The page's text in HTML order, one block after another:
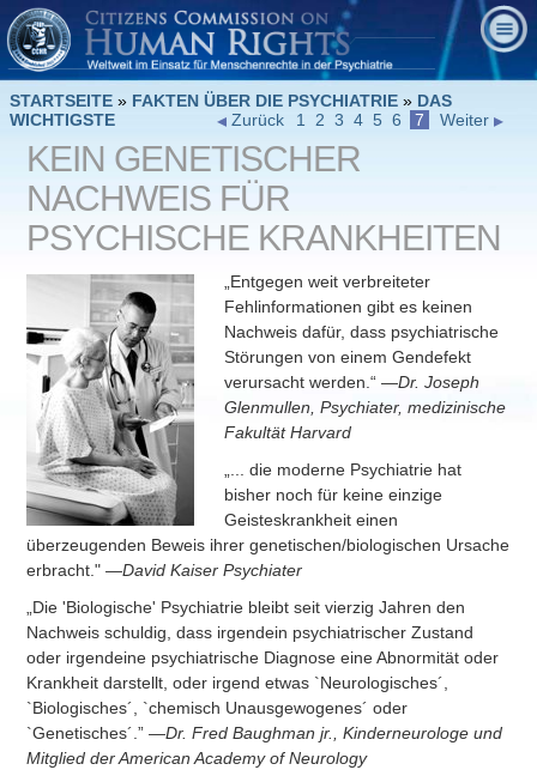
STARTSEITE » FAKTEN ÜBER DIE PSYCHIATRIE » DAS
WICHTIGSTE
Weiter
1 2 3 4 5 6 7
Zurück
KEIN GENETISCHER
NACHWEIS FÜR
PSYCHISCHE KRANKHEITEN
„Entgegen weit verbreiteter
Fehlinformationen gibt es keinen
Nachweis dafür, dass psychiatrische
Störungen von einem Gendefekt
verursacht werden.“—Dr. Joseph
Glenmullen, Psychiater, medizinische
Fakultät Harvard
„... die moderne Psychiatrie hat
bisher noch für keine einzige
Geisteskrankheit einen
überzeugenden Beweis ihrer genetischen/biologischen Ursache
erbracht."—David Kaiser Psychiater
„Die 'Biologische' Psychiatrie bleibt seit vierzig Jahren den
Nachweis schuldig, dass irgendein psychiatrischer Zustand
oder irgendeine psychiatrische Diagnose eine Abnormität oder
Krankheit darstellt, oder irgend etwas `Neurologisches´,
`Biologisches´, `chemisch Unausgewogenes´ oder
`Genetisches´.” —Dr. Fred Baughman jr., Kinderneurologe und
Mitglied der American Academy of Neurology